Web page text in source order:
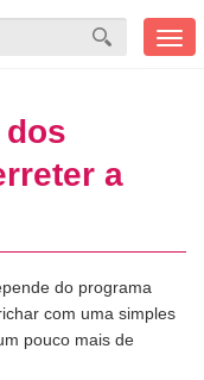
dos
a
do programa
com uma simples
pouco mais de